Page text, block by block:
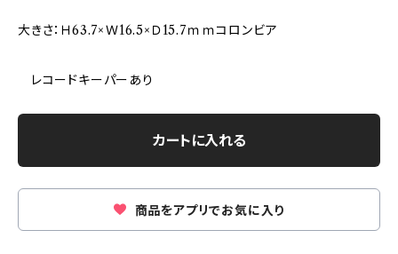
大きさ：Ｈ63.7×Ｗ16.5×Ｄ15.7ｍｍコロンビア
レコードキーパーあり
カートに入れる
商品をアプリでお気に入り